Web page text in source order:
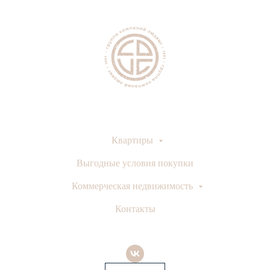
Квартиры
Выгодные условия покупки
Коммерческая недвижимость
Контакты